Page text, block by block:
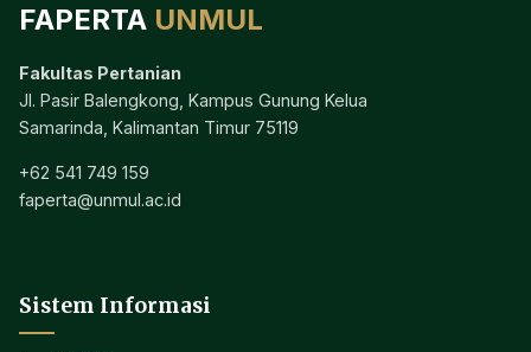
FAPERTA UNMUL
Fakultas Pertanian
Jl. Pasir Balengkong, Kampus Gunung Kelua
Samarinda, Kalimantan Timur 75119
+62 541 749 159
faperta@unmul.ac.id
Sistem Informasi